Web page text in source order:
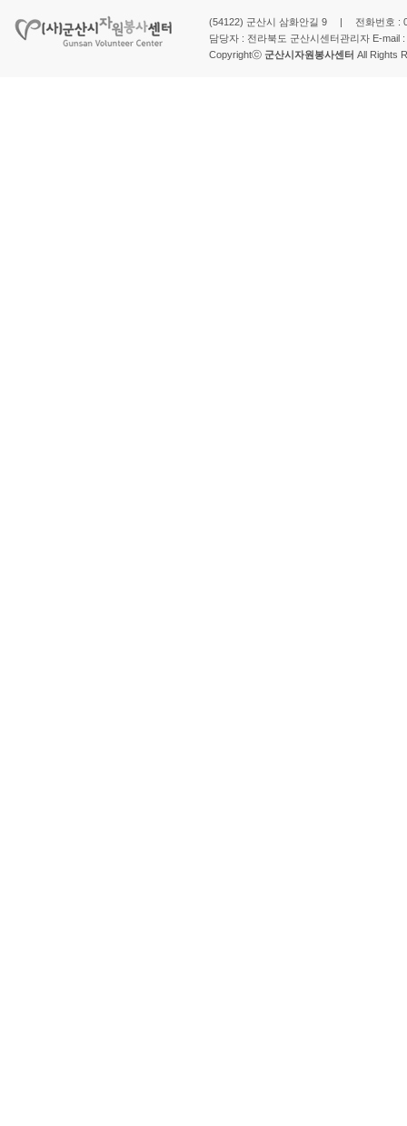
(54122) 군산시 삼화안길 9 | 전화번호 :
담당자 : 전라북도 군산시센터관리자 E-mail :
Copyrightⓒ 군산시자원봉사센터 All Rights